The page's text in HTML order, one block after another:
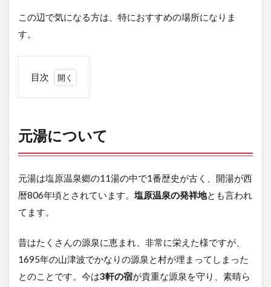
この辺で気になる方は、特におすすめの場所になりま
す。
目次
に
つ
い
2
元
湯
へ
ア
ク
セ
ス
元湯について
元湯は塩原温泉郷の11湯の中で1番歴史が古く、開湯が西
暦806年頃とされています。塩原温泉の発祥地とも言われ
てます。
昔はたくさんの源泉に恵まれ、非常に栄えた様ですが、
1695年の山津波でかなりの源泉と村が埋まってしまった
とのことです。今は3軒の宿が貴重な源泉を守り、素晴ら